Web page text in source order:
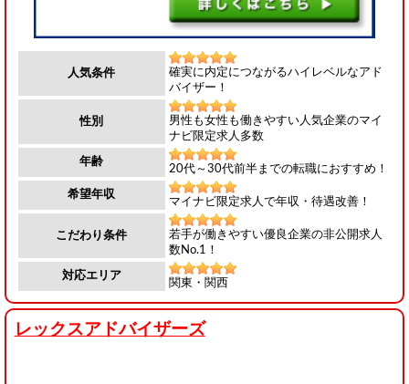
人気条件
確実に内定につながるハイレベルなアド
バイザー！
性別
男性も女性も働きやすい人気企業のマイ
ナビ限定求人多数
年齢
20代～30代前半までの転職におすすめ！
希望年収
マイナビ限定求人で年収・待遇改善！
こだわり条件
若手が働きやすい優良企業の非公開求人
数No.1！
対応エリア
関東・関西
レックスアドバイザーズ